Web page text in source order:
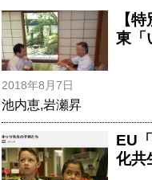
【
東「
2018年8月7日
池内恵,岩瀬昇
EU
化共